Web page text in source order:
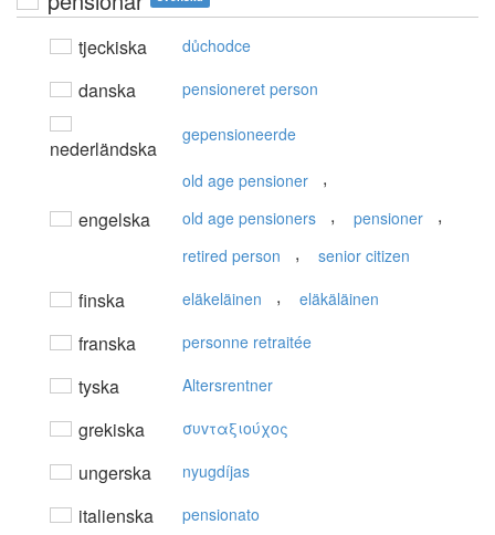
tjeckiska důchodce
danska pensioneret person
nederländska
gepensioneerde
engelska
old age pensioner ,
old age pensioners , pensioner ,
retired person , senior citizen
finska eläkeläinen , eläkäläinen
franska personne retraitée
tyska Altersrentner
grekiska συvταξιoύχoς
ungerska nyugdíjas
italienska pensionato